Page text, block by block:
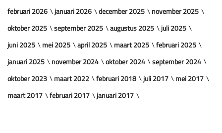
februari 2026
januari 2026 december 2025
november 2025
oktober 2025
september 2025 augustus 2025
juli 2025
juni 2025
mei 2025 april 2025 maart 2025
februari 2025
januari 2025
november 2024 oktober 2024
september 2024
oktober 2023
maart 2022 februari 2018 juli 2017
mei 2017
maart 2017
februari 2017 januari 2017